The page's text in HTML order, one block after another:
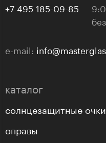
+7 495 185-09-85
e-mail:
каталог
солнцезащитные очки
оправы